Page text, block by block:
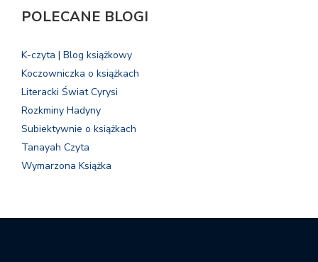
POLECANE BLOGI
K-czyta | Blog książkowy
Koczowniczka o książkach
Literacki Świat Cyrysi
Rozkminy Hadyny
Subiektywnie o książkach
Tanayah Czyta
Wymarzona Książka